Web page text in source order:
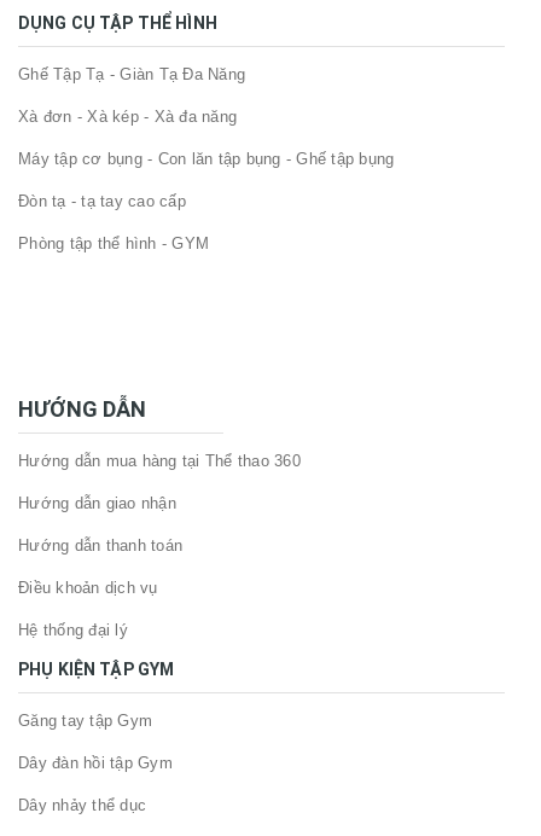
DỤNG CỤ TẬP THỂ HÌNH
Ghế Tập Tạ - Giàn Tạ Đa Năng
Xà đơn - Xà kép - Xà đa năng
Máy tập cơ bụng - Con lăn tập bụng - Ghế tập bụng
Đòn tạ - tạ tay cao cấp
Phòng tập thể hình - GYM
HƯỚNG DẪN
Hướng dẫn mua hàng tại Thể thao 360
Hướng dẫn giao nhận
Hướng dẫn thanh toán
Điều khoản dịch vụ
Hệ thống đại lý
PHỤ KIỆN TẬP GYM
Găng tay tập Gym
Dây đàn hồi tập Gym
Dây nhảy thể dục